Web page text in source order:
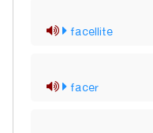
facellite
facer